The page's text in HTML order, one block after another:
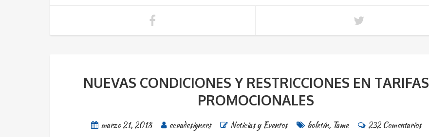
NUEVAS CONDICIONES Y RESTRICCIONES EN TARIFAS
PROMOCIONALES
marzo 21, 2018 ecuadesigners Noticias y Eventos boletín, Tame 232 Comentarios